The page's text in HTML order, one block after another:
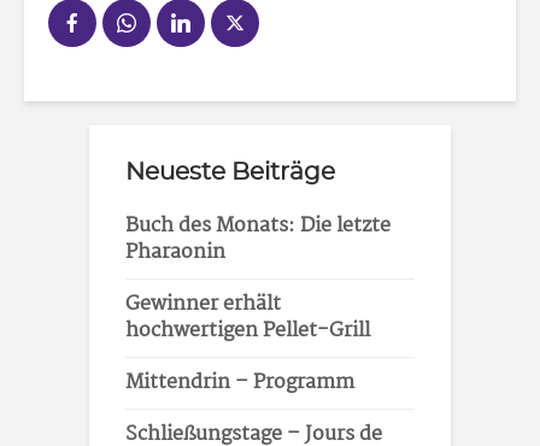
Neueste Beiträge
Buch des Monats: Die letzte
Pharaonin
Gewinner erhält
hochwertigen Pellet-Grill
Mittendrin – Programm
Schließungstage – Jours de